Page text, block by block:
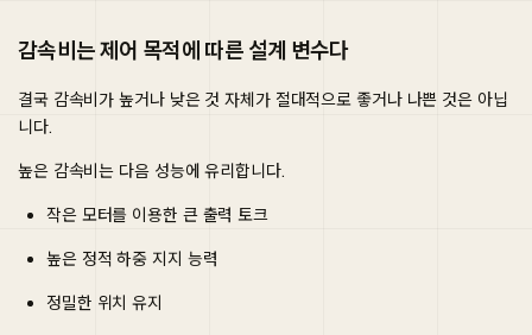
감속비는 제어 목적에 따른 설계 변수다
결국 감속비가 높거나 낮은 것 자체가 절대적으로 좋거나 나쁜 것은 아닙
니다.
높은 감속비는 다음 성능에 유리합니다.
작은 모터를 이용한 큰 출력 토크
높은 정적 하중 지지 능력
정밀한 위치 유지